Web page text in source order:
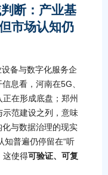
断：产业基
市场认知仍
备与数字化服务企
息看，河南在5G、
在形成底盘；郑州
范建设之列，意味
与数据治理的现实
知普遍仍停留在“听
这使得可验证、可复